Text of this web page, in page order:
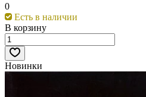
0
Есть в наличии
В корзину
Новинки